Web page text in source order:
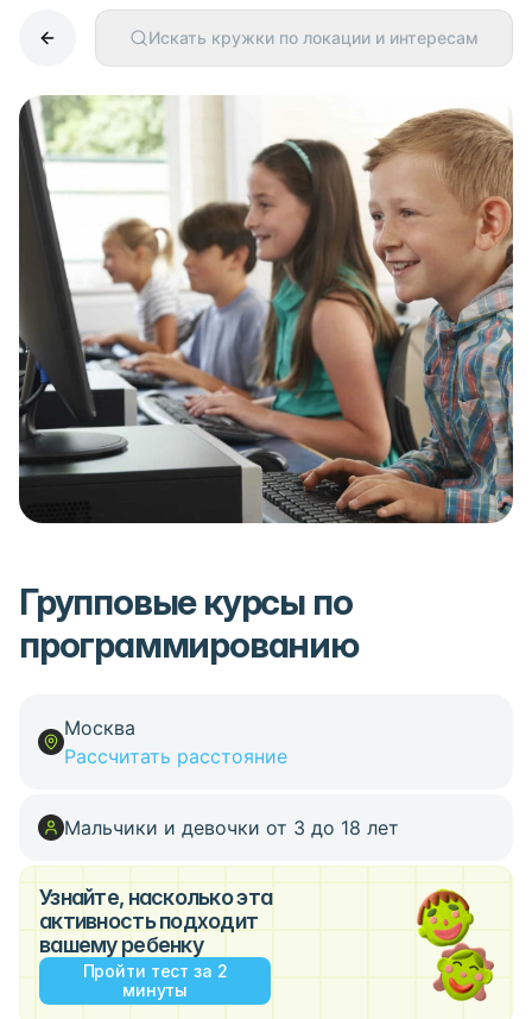
Искать кружки по локации и интересам
Групповые курсы по
программированию
Москва
Рассчитать расстояние
Мальчики и девочки от 3 до 18 лет
Узнайте, насколько эта
активность подходит
вашему ребенку
Пройти тест за 2
минуты